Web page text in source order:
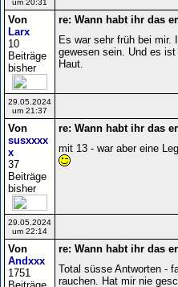
um 20:31
Von
Larx
10
Beiträge
bisher
re: Wann habt ihr das
Es war sehr früh bei mir.
gewesen sein. Und es
Haut.
29.05.2024
um 21:37
Von
susxxxx
x
37
Beiträge
bisher
re: Wann habt ihr das
mit 13 - war aber eine
29.05.2024
um 22:14
Von
Andxxx
1751
re: Wann habt ihr das
Total süsse Antworten -
rauchen. Hat mir nie